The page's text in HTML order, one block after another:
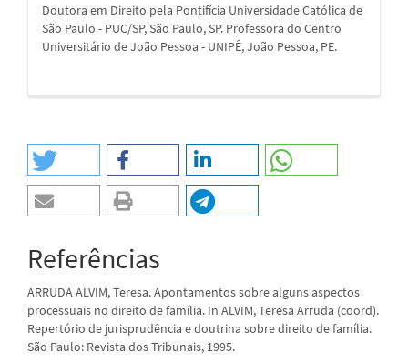
Doutora em Direito pela Pontifícia Universidade Católica de
São Paulo - PUC/SP, São Paulo, SP. Professora do Centro
Universitário de João Pessoa - UNIPÊ, João Pessoa, PE.
Referências
ARRUDA ALVIM, Teresa. Apontamentos sobre alguns aspectos
processuais no direito de família. In ALVIM, Teresa Arruda (coord).
Repertório de jurisprudência e doutrina sobre direito de família.
São Paulo: Revista dos Tribunais, 1995.